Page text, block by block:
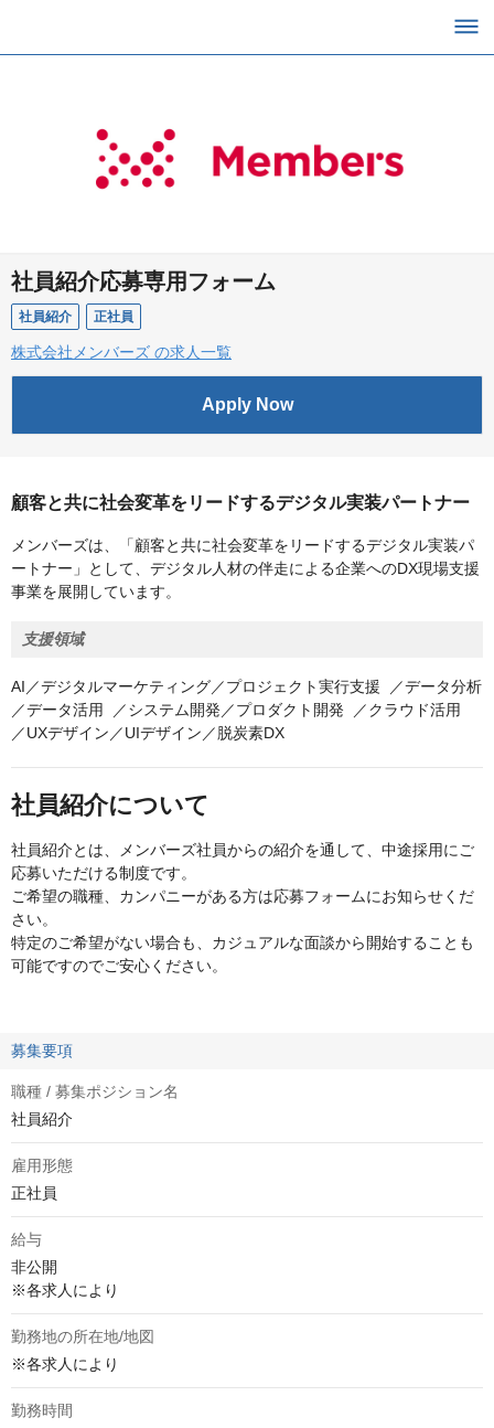
社員紹介応募専用フォーム
社員紹介 正社員
株式会社メンバーズ の求人一覧
Apply Now
顧客と共に社会変革をリードするデジタル実装パートナー
メンバーズは、「顧客と共に社会変革をリードするデジタル実装パ
ートナー」として、デジタル人材の伴走による企業へのDX現場支援
事業を展開しています。
支援領域
AI／デジタルマーケティング／プロジェクト実行支援 ／データ分析
／データ活用 ／システム開発／プロダクト開発 ／クラウド活用
／UXデザイン／UIデザイン／脱炭素DX
社員紹介について
社員紹介とは、メンバーズ社員からの紹介を通して、中途採用にご
応募いただける制度です。
ご希望の職種、カンパニーがある方は応募フォームにお知らせくだ
さい。
特定のご希望がない場合も、カジュアルな面談から開始することも
可能ですのでご安心ください。
募集要項
職種 / 募集ポジション名
社員紹介
雇用形態
正社員
給与
非公開
※各求人により
勤務地の所在地/地図
※各求人により
勤務時間